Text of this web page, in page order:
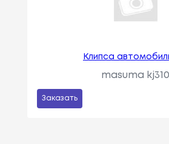
Клипса
masuma kj310
Заказать